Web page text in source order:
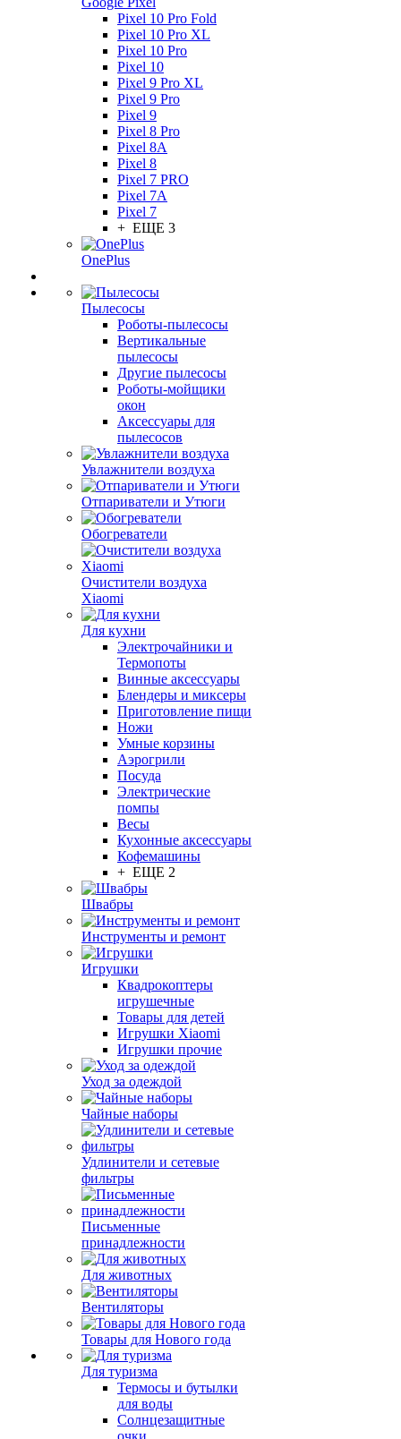
Pixel 10 Pro Fold
Pixel 10 Pro XL
Pixel 10 Pro
Pixel 10
Pixel 9 Pro XL
Pixel 9 Pro
Pixel 9
Pixel 8 Pro
Pixel 8A
Pixel 8
Pixel 7 PRO
Pixel 7A
Pixel 7
+ ЕЩЕ 3
OnePlus
Пылесосы
Роботы-пылесосы
Вертикальные
пылесосы
Другие пылесосы
Роботы-мойщики
окон
Аксессуары для
пылесосов
Увлажнители воздуха
Отпариватели и Утюги
Обогреватели
Очистители воздуха
Xiaomi
Для кухни
Электрочайники и
Термопоты
Винные аксессуары
Блендеры и миксеры
Приготовление пищи
Ножи
Умные корзины
Аэрогрили
Посуда
Электрические
помпы
Весы
Кухонные аксессуары
Кофемашины
+ ЕЩЕ 2
Швабры
Инструменты и ремонт
Игрушки
Квадрокоптеры
игрушечные
Товары для детей
Игрушки Xiaomi
Игрушки прочие
Уход за одеждой
Чайные наборы
Удлинители и сетевые
фильтры
Письменные
принадлежности
Для животных
Вентиляторы
Товары для Нового года
Для туризма
Термосы и бутылки
для воды
Солнцезащитные
очки